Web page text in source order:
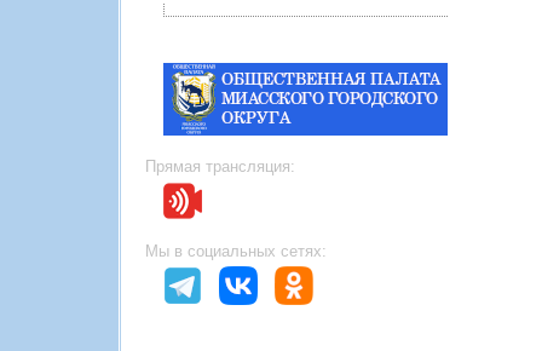
Прямая трансляция:
Мы в социальных сетях: